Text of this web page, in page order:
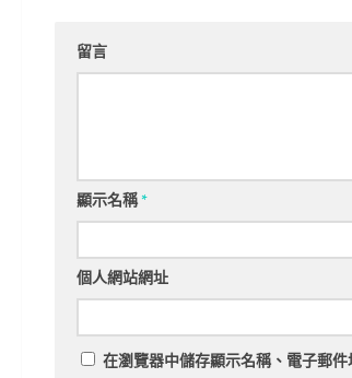
留言
顯示名稱*
個人網站網址
在瀏覽器中儲存顯示名稱、電子郵